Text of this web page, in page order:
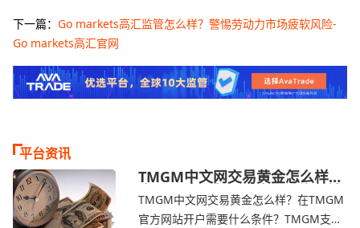
下一篇： Go markets高汇监管怎么样？警惕劳动力市场疲软风险-
Go markets高汇官网
平台资讯
TMGM中文网交易黄金怎么样？
金价下跌，市场评估伊朗停火前
景-TMGM官网
TMGM中文网交易黄金怎么样？在TMGM
官方网站开户需要什么条件？‌‌‌TMGM支持